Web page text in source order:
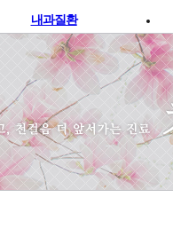
내과질환
소아질환
위장장애
대장질환
고혈압
당뇨병